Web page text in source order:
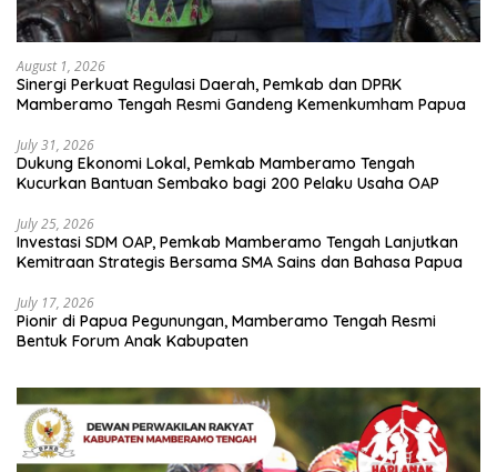
August 1, 2026
Sinergi Perkuat Regulasi Daerah, Pemkab dan DPRK
Mamberamo Tengah Resmi Gandeng Kemenkumham Papua
July 31, 2026
Dukung Ekonomi Lokal, Pemkab Mamberamo Tengah
Kucurkan Bantuan Sembako bagi 200 Pelaku Usaha OAP
July 25, 2026
Investasi SDM OAP, Pemkab Mamberamo Tengah Lanjutkan
Kemitraan Strategis Bersama SMA Sains dan Bahasa Papua
July 17, 2026
Pionir di Papua Pegunungan, Mamberamo Tengah Resmi
Bentuk Forum Anak Kabupaten